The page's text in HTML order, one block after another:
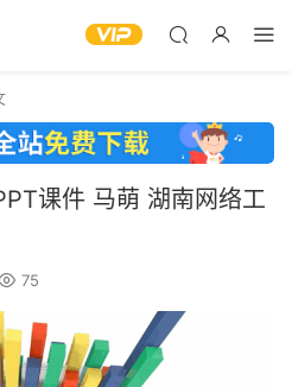
课件 马萌 湖南网络工
75